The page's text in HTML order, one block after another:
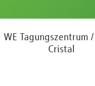
WE Tagungszentrum /
Cristal